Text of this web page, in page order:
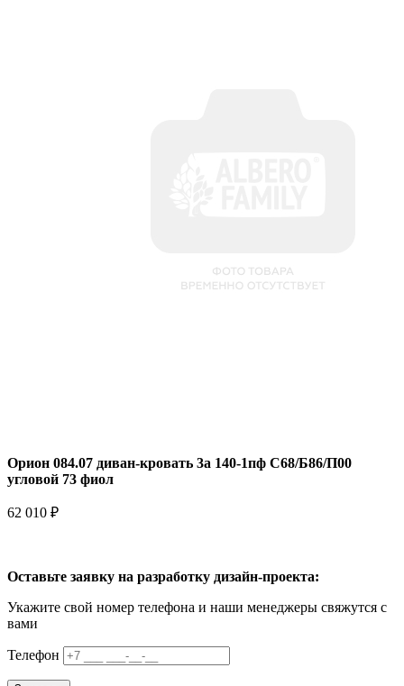
Орион 084.07 диван-кровать 3а 140-1пф С68/Б86/П00
угловой 73 фиол
62 010 ₽
Оставьте заявку на разработку дизайн-проекта:
Укажите свой номер телефона и наши менеджеры свяжутся с
вами
Телефон